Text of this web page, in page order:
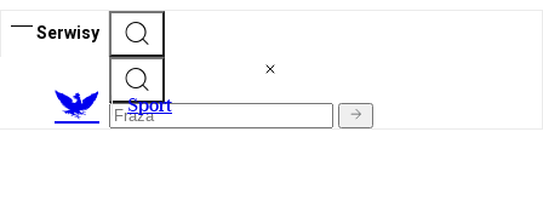
Serwisy
Sport